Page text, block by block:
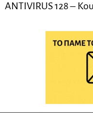
ANTIVIRUS 128 –